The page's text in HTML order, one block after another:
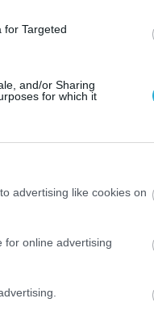
for Targeted
and/or Sharing
for which it
advertising like cookies on
for online advertising